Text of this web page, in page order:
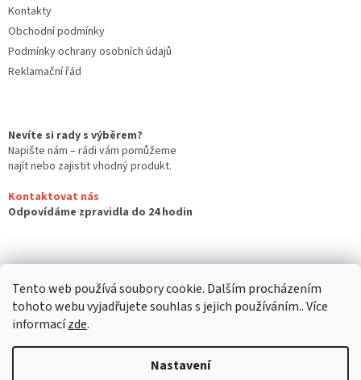
Tento web používá soubory cookie. Dalším procházením
tohoto webu vyjadřujete souhlas s jejich používáním.. Více
informacízde.
Nastavení
Kontakty
Obchodní podmínky
Podmínky ochrany osobních údajů
Reklamační řád
Nevíte si rady s výběrem?
Napište nám – rádi vám pomůžeme
najít nebo zajistit vhodný produkt.
Kontaktovat nás
Odpovídáme zpravidla do 24 hodin
Vytvořil Shoptet